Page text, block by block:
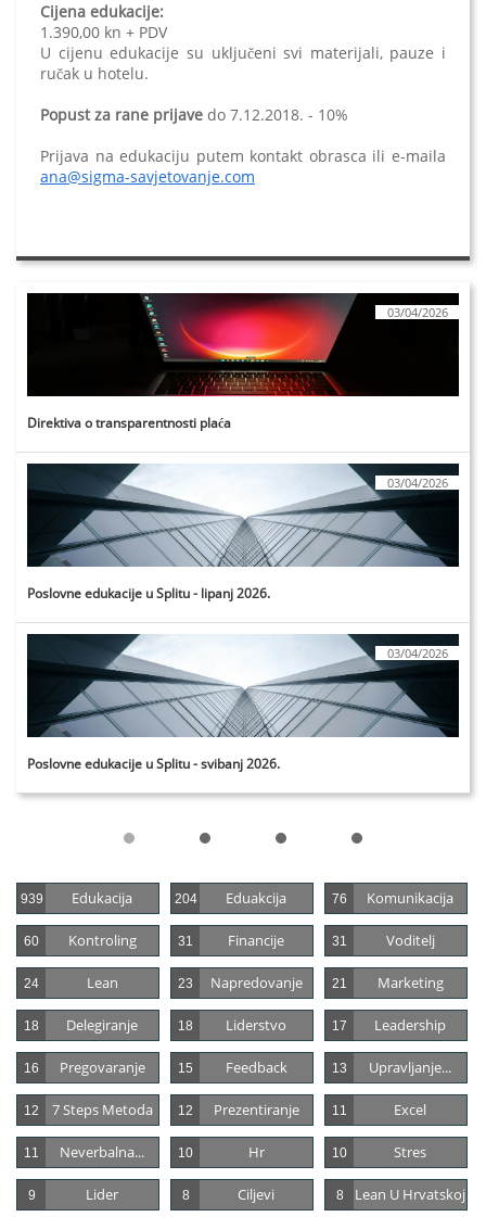
Cijena edukacije:
1.390,00 kn + PDV
U cijenu edukacije su uključeni svi materijali, pauze i
ručak u hotelu.
Popust za rane prijave do 7.12.2018. - 10%
Prijava na edukaciju putem kontakt obrasca ili e-maila
ana@sigma-savjetovanje.com
Direktiva o transparentnosti plaća
03/04/2026
Poslovne edukacije u Splitu - lipanj 2026.
03/04/2026
Poslovne edukacije u Splitu - svibanj 2026.
03/04/2026
Edukacija
939 Eduakcija
204 Komunikacija
76
Kontroling
60 Financije
31 Voditelj
31
Lean
24 Napredovanje
23 Marketing
21
Delegiranje
18 Liderstvo
18 Leadership
17
Pregovaranje
16 Feedback
15 Upravljanje...
13
7 Steps Metoda
12 Prezentiranje
12 Excel
11
Neverbalna...
11 Hr
10 Stres
10
Lider
9 Ciljevi
8 Lean U Hrvatskoj
8